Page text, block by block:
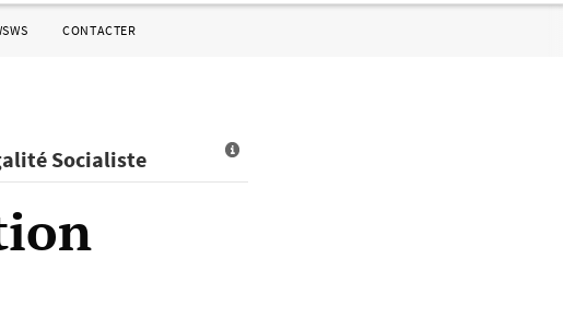
CONTACTER
Socialiste